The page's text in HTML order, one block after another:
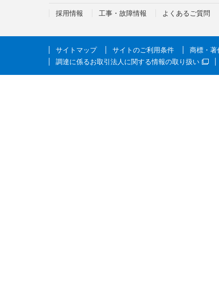
採用情報 工事・故障情報 よくあるご質問
サイトマップ サイトのご利用条件
商標・著
調達に係るお取引法人に関する情報の取り扱い